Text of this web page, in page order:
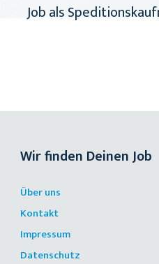
Job als
Wir finden Deinen Job
Über uns
Kontakt
Impressum
Datenschutz